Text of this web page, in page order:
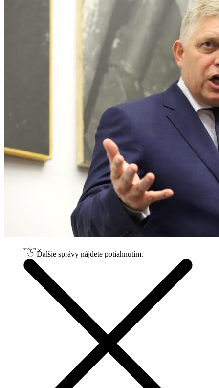
Ďalšie správy nájdete potiahnutím.